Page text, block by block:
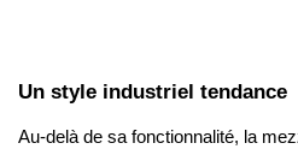
Un style industriel tendance
Au-delà de sa fonctionnalité, la